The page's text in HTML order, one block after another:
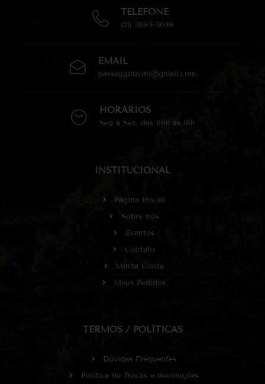
TELEFONE
(21) 3085-3039
EMAIL
passaggidivini@gmail.com
HORÁRIOS
Seg à Sex, das 09h às 18h
INSTITUCIONAL
Página Inicial
Sobre nós
Eventos
Contato
Minha Conta
Meus Pedidos
TERMOS / POLÍTICAS
Dúvidas Frequentes
Política de Trocas e devoluções